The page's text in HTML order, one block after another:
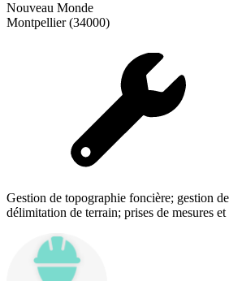
Nouveau Monde
Montpellier (34000)
Gestion de topographie foncière; gestion
délimitation de terrain; prises de mesures